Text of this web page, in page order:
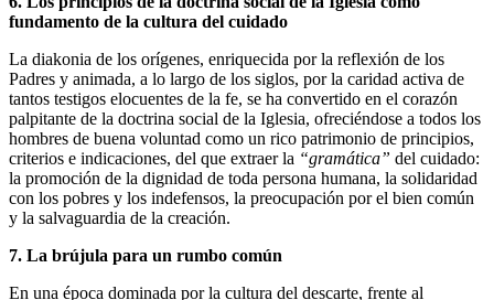
fundamento de la cultura del cuidado
La diakonia de los orígenes, enriquecida por la reflexión de los
Padres y animada, a lo largo de los siglos, por la caridad activa de
tantos testigos elocuentes de la fe, se ha convertido en el corazón
palpitante de la doctrina social de la Iglesia, ofreciéndose a todos los
hombres de buena voluntad como un rico patrimonio de principios,
criterios e indicaciones, del que extraer la “gramática” del cuidado:
la promoción de la dignidad de toda persona humana, la solidaridad
con los pobres y los indefensos, la preocupación por el bien común
y la salvaguardia de la creación.
7. La brújula para un rumbo común
En una época dominada por la cultura del descarte, frente al